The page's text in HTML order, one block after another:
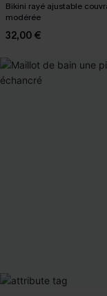
Bikini rayé ajustable
modérée
32,00 €